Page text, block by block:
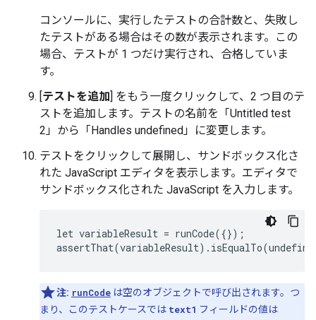
コンソールに、実行したテストの合計数と、失敗し
たテストがある場合はその数が表示されます。この
場合、テストが 1 つだけ実行され、合格していま
す。
[テストを追加] をもう一度クリックして、2 つ目のテ
ストを追加します。テストの名前を「Untitled test
2」 から「Handles undefined」
に変更します。
テストをクリックして展開し、サンドボックス化さ
れた JavaScript エディタを表示します。エディタで
サンドボックス化された JavaScript を入力します。
let variableResult = runCode({});
assertThat(variableResult) . isEqualTo(
注: runCode は空のオブジェクトで呼び出されます。つ
まり、このテストケースでは text1 フィールドの値は